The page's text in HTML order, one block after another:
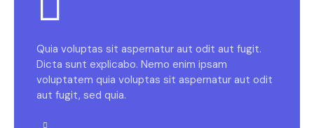
Quia voluptas sit aspernatur aut odit aut fugit.
Dicta sunt explicabo. Nemo enim ipsam
voluptatem quia voluptas sit aspernatur aut odit
aut fugit, sed quia.